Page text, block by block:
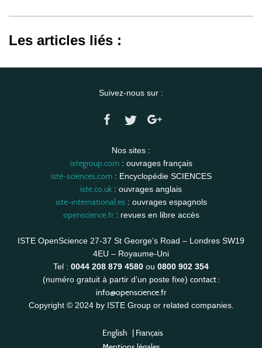
Les articles liés :
Suivez-nous sur :
Nos sites :
istegroup.com: ouvrages français
iste-sciences.com: Encyclopédie SCIENCES
iste.co.uk : ouvrages anglais
iste-international.es: ouvrages espagnols
openscience.fr: revues en libre accès
ISTE OpenScience 27-37 St George’s Road – Londres SW19
4EU – Royaume-Uni
Tel : 0044 208 879 4580 ou 0800 902 354
(numéro gratuit à partir d’un poste fixe) contact :
info@openscience.fr
Copyright © 2024 by ISTE Group or related companies.
English | Français